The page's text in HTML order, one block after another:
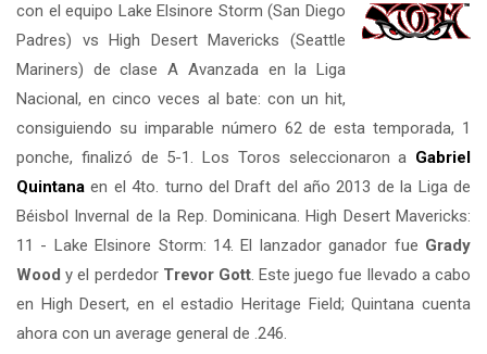
con el equipo Lake Elsinore Storm (San Diego
Padres) vs High Desert Mavericks (Seattle
Mariners) de clase A Avanzada en la Liga
Nacional, en cinco veces al bate: con un hit,
consiguiendo su imparable número 62 de esta temporada, 1
ponche, finalizó de 5-1. Los Toros seleccionaron a Gabriel
Quintana en el 4to. turno del Draft del año 2013 de la Liga de
Béisbol Invernal de la Rep. Dominicana. High Desert Mavericks:
11 - Lake Elsinore Storm: 14. El lanzador ganador fue Grady
Wood y el perdedor Trevor Gott. Este juego fue llevado a cabo
en High Desert, en el estadio Heritage Field; Quintana cuenta
ahora con un average general de .246.